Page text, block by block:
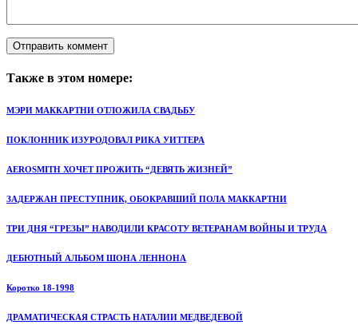
Также в этом номере:
МЭРИ МАККАРТНИ ОТЛОЖИЛА СВАДЬБУ
ПОКЛОННИК ИЗУРОДОВАЛ РИКА УИТТЕРА
AEROSMITH ХОЧЕТ ПРОЖИТЬ “ДЕВЯТЬ ЖИЗНЕЙ”
ЗАДЕРЖАН ПРЕСТУПНИК, ОБОКРАВШИЙ ПОЛА МАККАРТНИ
ТРИ ДНЯ “ГРЕЗЫ” НАВОДИЛИ КРАСОТУ ВЕТЕРАНАМ ВОЙНЫ И ТРУДА
ДЕБЮТНЫЙ АЛЬБОМ ШОНА ЛЕННОНА
Коротко 18-1998
ДРАМАТИЧЕСКАЯ СТРАСТЬ НАТАЛИИ МЕДВЕДЕВОЙ